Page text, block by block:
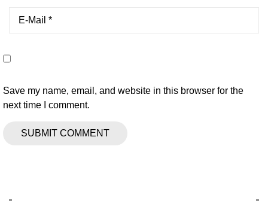
Save my name, email, and website in this browser for the
next time I comment.